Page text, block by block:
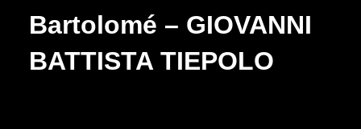
Bartolomé – GIOVANNI
BATTISTA TIEPOLO